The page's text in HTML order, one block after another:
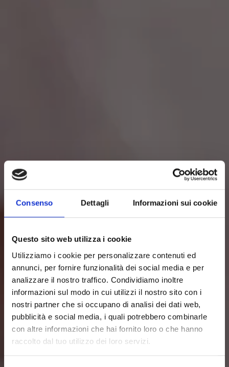
Consenso Dettagli Informazioni sui cookie
Questo sito web utilizza i cookie
Utilizziamo i cookie per personalizzare contenuti ed
annunci, per fornire funzionalità dei social media e per
analizzare il nostro traffico. Condividiamo inoltre
informazioni sul modo in cui utilizzi il nostro sito con i
nostri partner che si occupano di analisi dei dati web,
pubblicità e social media, i quali potrebbero combinarle
con altre informazioni che hai fornito loro o che hanno
raccolto dal tuo utilizzo dei loro servizi.
UN EQUILIBRIO VINCENTE
come ti nutri. In VDC Nutrition questa integrazione
prende forma in piani alimentari che rispettano il tuo
biotipo e si fondono naturalmente con i tuoi
allenamenti, creando un percorso completo di
evoluzione e consapevolezza.